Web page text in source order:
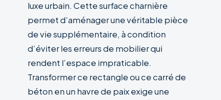
luxe urbain. Cette surface charnière
permet d’aménager une véritable pièce
de vie supplémentaire, à condition
d’éviter les erreurs de mobilier qui
rendent l’espace impraticable.
Transformer ce rectangle ou ce carré de
béton en un havre de paix exige une